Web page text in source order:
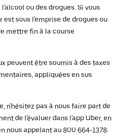
ou des drogues. Si vous
est sous l'emprise de drogues ou
mettre fin à la course
peuvent être soumis à des taxes
appliquées en sus
n'hésitez pas à nous faire part de
de l'évaluer dans l'app Uber, en
nous appelant au 800 664-1378.